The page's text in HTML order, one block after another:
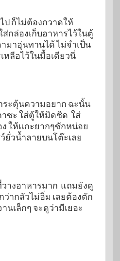
ป ก็ไม่ต้องกวาดให้
ส่กล่องเก็บอาหารไว้ในตู้
ามาอุ่นทานได้ ไม่จำเป็น
หลือไว้ในมื้อเดียวนี่
ระตุ้นความอยาก ฉะนั้น
ซะ ใส่ตู้ให้มิดชิด ใส่
ให้แกะยากๆซักหน่อย
ยั่วน้ำลายบนโต๊ะเลย
างอาหารมาก แถมยังดู
ากลัวไม่อิ่ม เลยต้องตัก
นเล็กๆ จะดูว่ามีเยอะ